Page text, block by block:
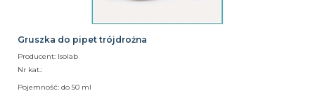
Gruszka do pipet trójdrożna
Producent: Isolab
Nr kat.:
Pojemność: do 50 ml